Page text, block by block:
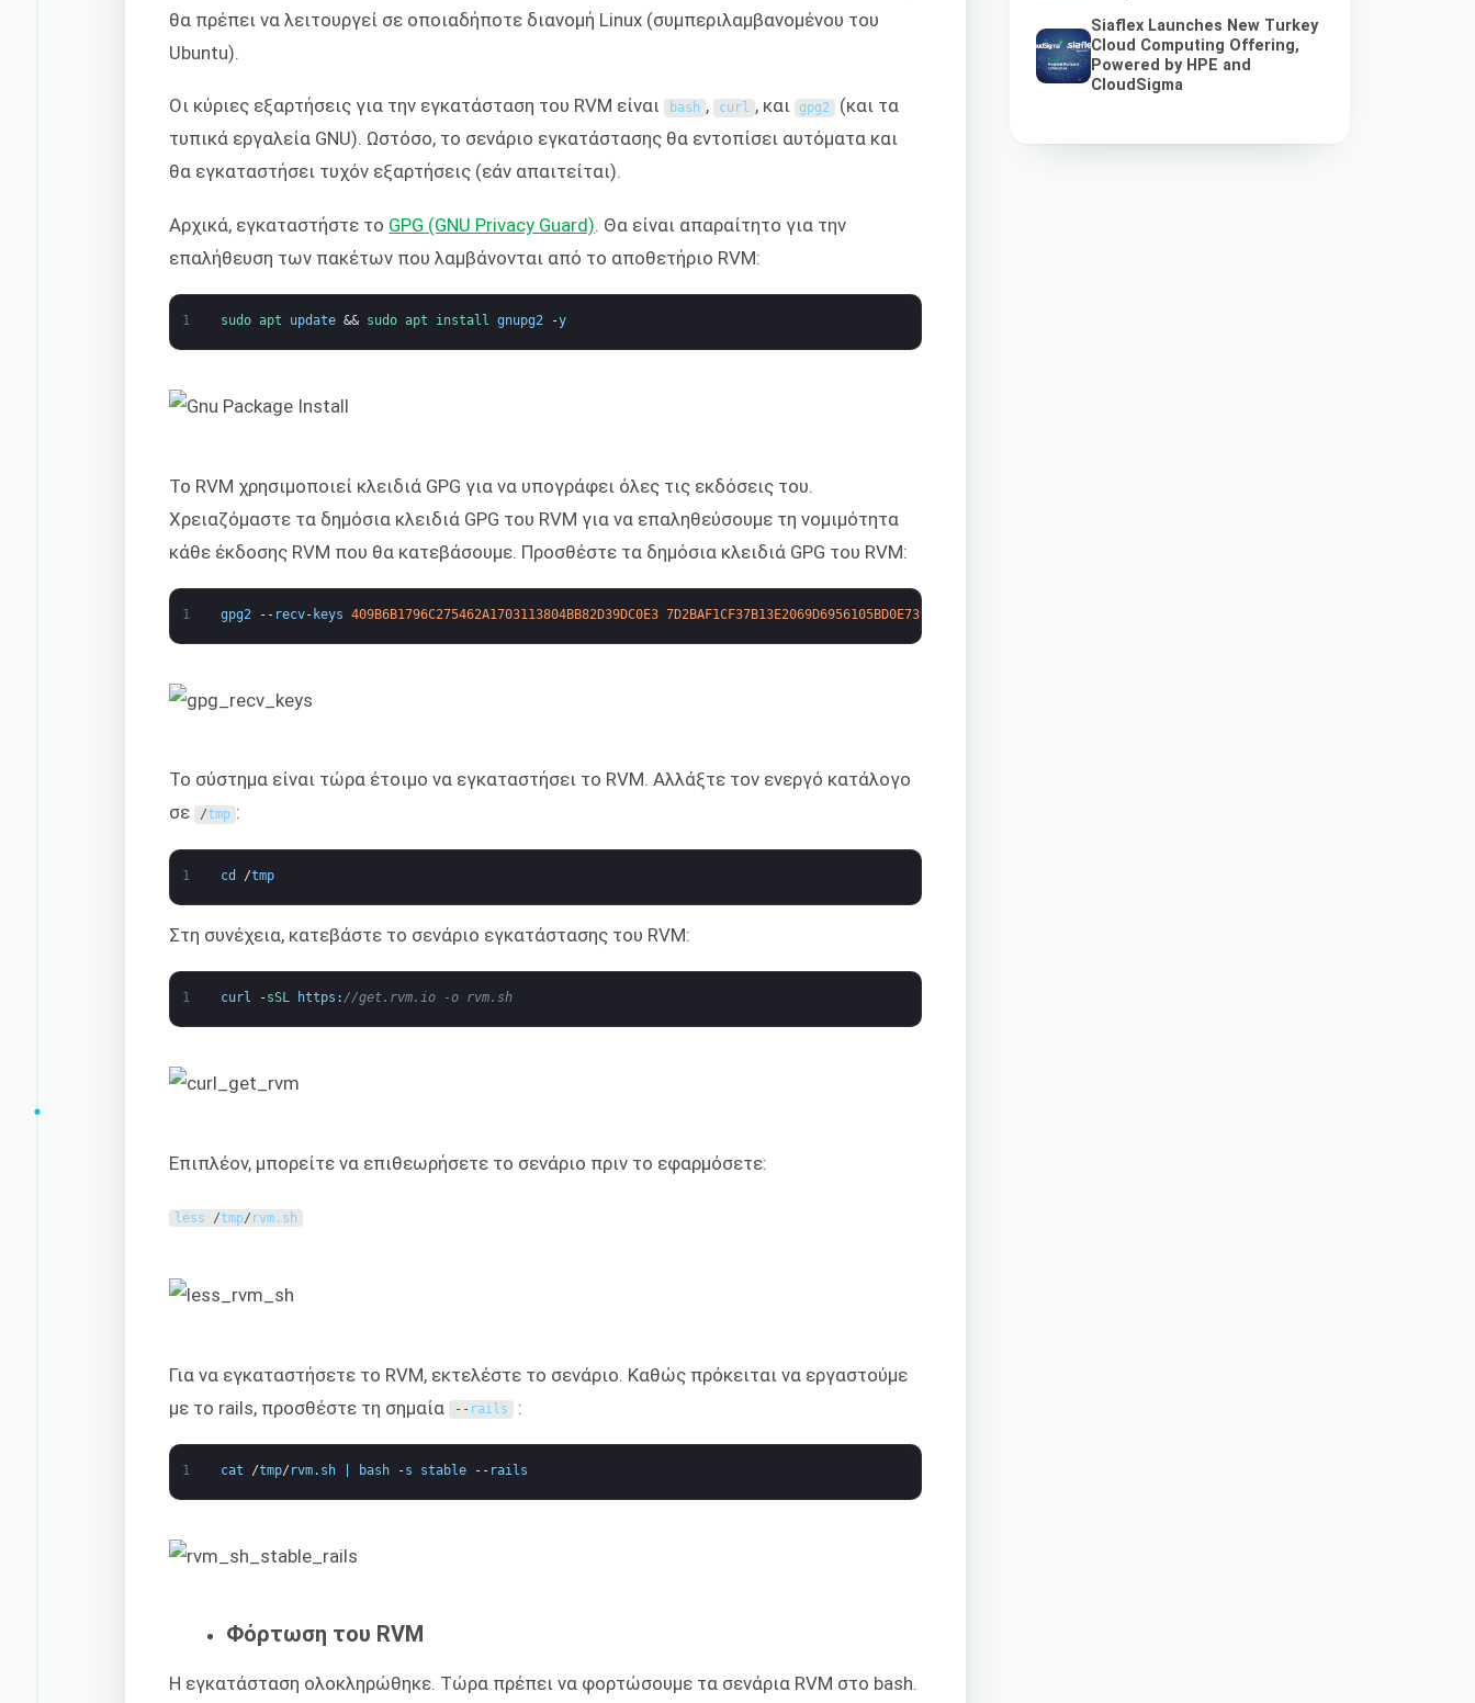
θα πρέπει να λειτουργεί σε οποιαδήποτε διανομή Linux (συμπεριλαμβανομένου του
Ubuntu).
Οι κύριες εξαρτήσεις για την εγκατάσταση του RVM είναι bash , curl , και gpg2
(και τα
τυπικά εργαλεία GNU). Ωστόσο, το σενάριο εγκατάστασης θα εντοπίσει αυτόματα και
θα εγκαταστήσει τυχόν εξαρτήσεις (εάν απαιτείται).
Αρχικά, εγκαταστήστε το GPG (GNU Privacy Guard) . Θα είναι απαραίτητο για την
επαλήθευση των πακέτων που λαμβάνονται από το αποθετήριο RVM:
1 sudo apt update && sudo apt install gnupg2 -y
Το RVM χρησιμοποιεί κλειδιά GPG για να υπογράφει όλες τις εκδόσεις του.
Χρειαζόμαστε τα δημόσια κλειδιά GPG του RVM για να επαληθεύσουμε τη νομιμότητα
κάθε έκδοσης RVM που θα κατεβάσουμε. Προσθέστε τα δημόσια κλειδιά GPG του RVM:
1 gpg2 -- recv- keys 409B6B1796C275462A1703113804BB82D39DC0E3 7D2BAF1CF37B13E2069D6956105BD0E739499BDB
Το σύστημα είναι τώρα έτοιμο να εγκαταστήσει το RVM. Αλλάξτε τον ενεργό κατάλογο
σε /tmp :
1 cd /tmp
Στη συνέχεια, κατεβάστε το σενάριο εγκατάστασης του RVM:
1 curl -sSL https : //get.rvm.io -o rvm.sh
Επιπλέον, μπορείτε να επιθεωρήσετε το σενάριο πριν το εφαρμόσετε:
less /tmp/ rvm . sh
Για να εγκαταστήσετε το RVM, εκτελέστε το σενάριο. Καθώς πρόκειται να εργαστούμε
με το rails, προσθέστε τη σημαία -- rails :
1 cat /tmp/ rvm. sh bash -s stable -- rails
Φόρτωση του RVM
Η εγκατάσταση ολοκληρώθηκε. Τώρα πρέπει να φορτώσουμε τα σενάρια RVM στο bash.
Siaflex Launches New Turkey
Cloud Computing Offering,
Powered by HPE and
CloudSigma